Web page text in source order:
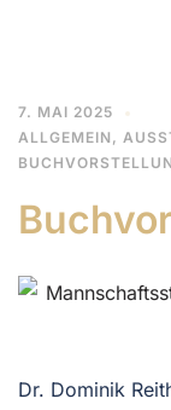
7. MAI 2025
ALLGEMEIN ,
Dr. Dominik